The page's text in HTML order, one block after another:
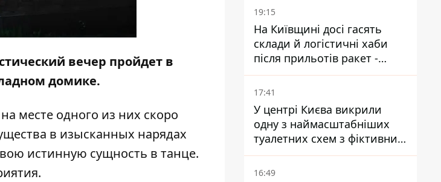
вечер пройдет в
домике.
месте одного из них скоро
в изысканных нарядах
истинную сущность в танце.
19:15
На Київщині досі гасять
склади й логістичні хаби
після прильотів ракет -
ДСНС
17:41
У центрі Києва викрили
одну з наймасштабніших
туалетних схем з фіктивним
будинком
16:49